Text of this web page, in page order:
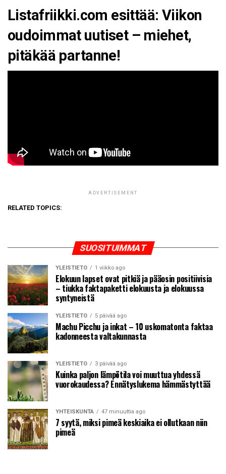
Listafriikki.com esittää: Viikon
oudoimmat uutiset – miehet,
pitäkää partanne!
ADVERTISEMENT
RELATED TOPICS:
SUOSITUIMMAT
YLEISTIETO 1 viikko ago
Elokuun lapset ovat pitkiä ja pääosin positiivisia
– tiukka faktapaketti elokuusta ja elokuussa
syntyneistä
YLEISTIETO 5 päivää ago
Machu Picchu ja inkat – 10 uskomatonta faktaa
kadonneesta valtakunnasta
YLEISTIETO 3 päivää ago
Kuinka paljon lämpötila voi muuttua yhdessä
vuorokaudessa? Ennätyslukema hämmästyttää
YHTEISKUNTA 47 minuuttia ago
7 syytä, miksi pimeä keskiaika ei ollutkaan niin
pimeä